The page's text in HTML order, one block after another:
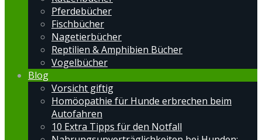
Pferdebücher
Fischbücher
Nagetierbücher
Reptilien & Amphibien Bücher
Vogelbücher
Blog
Vorsicht giftig
Homöopathie für Hunde erbrechen beim
Autofahren
10 Extra Tipps für den Notfall